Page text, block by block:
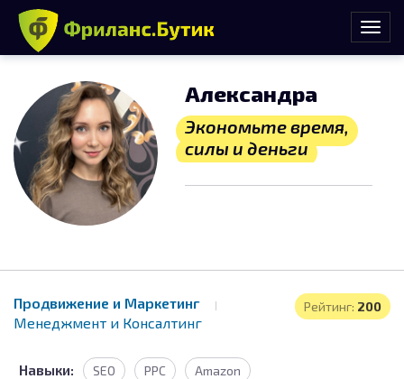
Александра
Экономьте время,
силы и деньги
Рейтинг: 200
Продвижение и Маркетинг
Менеджмент и Консалтинг
Навыки: SEO PPC Amazon